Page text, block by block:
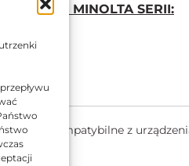
MINOLTA SERII:
w pełni kompatybilne z